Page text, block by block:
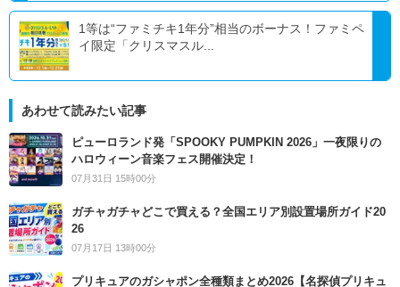
1等は“ファミチキ1年分”相当のボーナス！ファミペ
イ限定「クリスマスル...
あわせて読みたい記事
ピューロランド発「SPOOKY PUMPKIN 2026」一夜限りの
ハロウィーン音楽フェス開催決定！
07月31日 15時00分
ガチャガチャどこで買える？全国エリア別設置場所ガイド20
26
07月17日 13時00分
プリキュアのガシャポン全種類まとめ2026【名探偵プリキュ